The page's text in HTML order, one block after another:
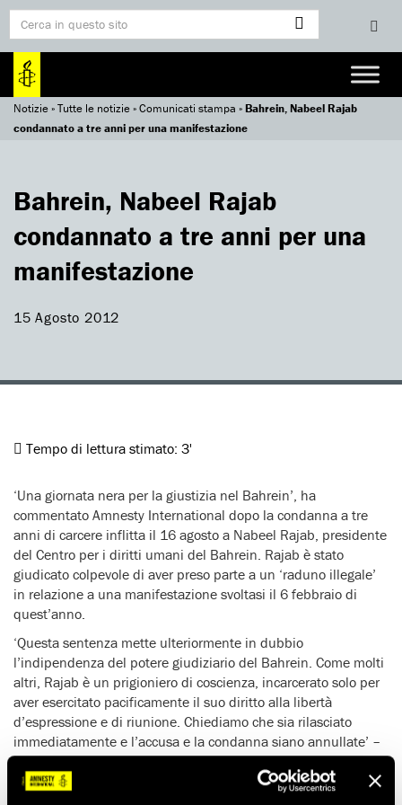
Notizie»Tutte le notizie»Comunicati stampa »Bahrein, Nabeel Rajab
condannato a tre anni per una manifestazione
Bahrein, Nabeel Rajab
condannato a tre anni per una
manifestazione
15 Agosto 2012
Tempo di lettura stimato: 3'
‘Una giornata nera per la giustizia nel Bahrein’, ha
commentato Amnesty International dopo la condanna a tre
anni di carcere inflitta il 16 agosto a Nabeel Rajab, presidente
del Centro per i diritti umani del Bahrein. Rajab è stato
giudicato colpevole di aver preso parte a un ‘raduno illegale’
in relazione a una manifestazione svoltasi il 6 febbraio di
quest’anno.
‘Questa sentenza mette ulteriormente in dubbio
l’indipendenza del potere giudiziario del Bahrein. Come molti
altri, Rajab è un prigioniero di coscienza, incarcerato solo per
aver esercitato pacificamente il suo diritto alla libertà
d’espressione e di riunione. Chiediamo che sia rilasciato
immediatamente e l’accusa e la condanna siano annullate’ –
ha dichiarato Hassiba Hadj Sahraoui, vicedirettrice del
Programma Africa del Nord e Medio Oriente di Amnesty